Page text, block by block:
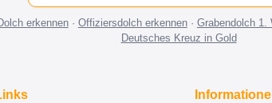
erkennen· Offiziersdolch erkennen· Grabendolch 1.
Deutsches Kreuz in Gold